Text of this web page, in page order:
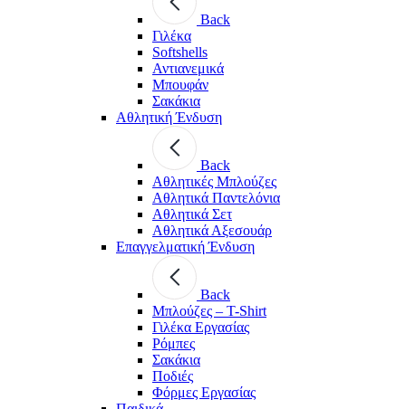
Back
Γιλέκα
Softshells
Αντιανεμικά
Μπουφάν
Σακάκια
Αθλητική Ένδυση
Back
Aθλητικές Μπλούζες
Αθλητικά Παντελόνια
Αθλητικά Σετ
Αθλητικά Αξεσουάρ
Επαγγελματική Ένδυση
Back
Μπλούζες – T-Shirt
Γιλέκα Εργασίας
Ρόμπες
Σακάκια
Ποδιές
Φόρμες Εργασίας